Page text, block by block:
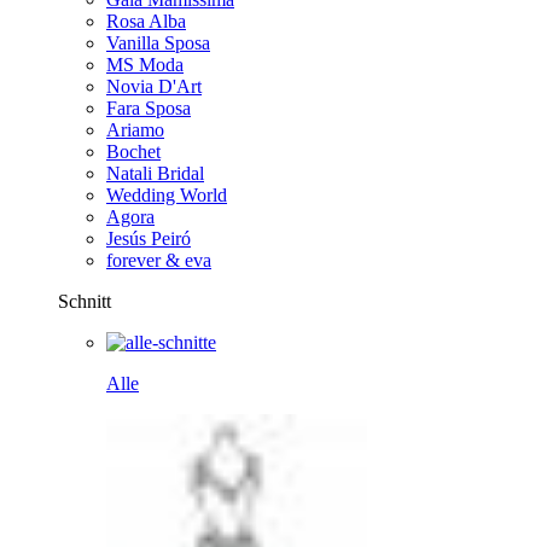
Rosa Alba
Vanilla Sposa
MS Moda
Novia D'Art
Fara Sposa
Ariamo
Bochet
Natali Bridal
Wedding World
Agora
Jesús Peiró
forever & eva
Schnitt
Alle